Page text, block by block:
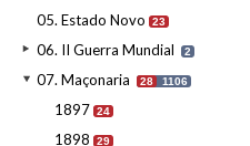
05. Estado Novo 23
06. II Guerra Mundial 2
07. Maçonaria 28 1106
1897 24
1898 29